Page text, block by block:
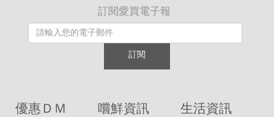
訂閱愛買電子報
訂閱
優惠ＤＭ
嚐鮮資訊 生活資訊